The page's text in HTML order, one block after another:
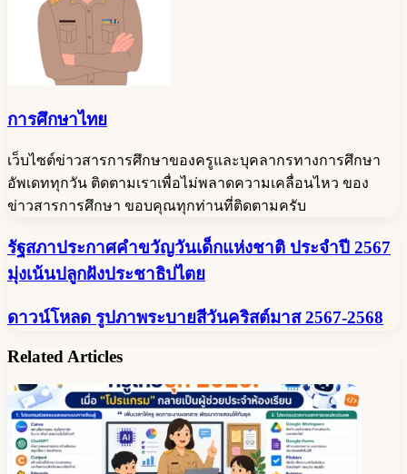
การศึกษาไทย
เว็บไซต์ข่าวสารการศึกษาของครูและบุคลากรทางการศึกษา
อัพเดททุกวัน ติดตามเราเพื่อไม่พลาดความเคลื่อนไหว ของ
ข่าวสารการศึกษา ขอบคุณทุกท่านที่ติดตามครับ
รัฐสภา
ประกาศ
วัน
แห่ง
ชาติ
ประจำ
ปี
2567
มุ่ง
รัฐสภาประกาศคำขวัญวันเด็กแห่งชาติ ประจำปี 2567
มุ่งเน้นปลูกฝังประชาธิปไตย
ดาวน์โหลด
ระบาย
สี
วัน
คริสต์มาส
2567-
2568
ดาวน์โหลด รูปภาพระบายสีวันคริสต์มาส 2567-2568
Related Articles